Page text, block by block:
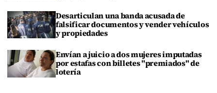
Desarticulan una banda acusada de
falsificar documentos y vender vehículos
y propiedades
Envían a juicio a dos mujeres imputadas
por estafas con billetes "premiados" de
lotería